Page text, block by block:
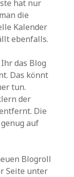
hat nur
die
Kalender
ebenfalls.
das Blog
Das könnt
tun.
der
Die
auf
Blogroll
Seite unter